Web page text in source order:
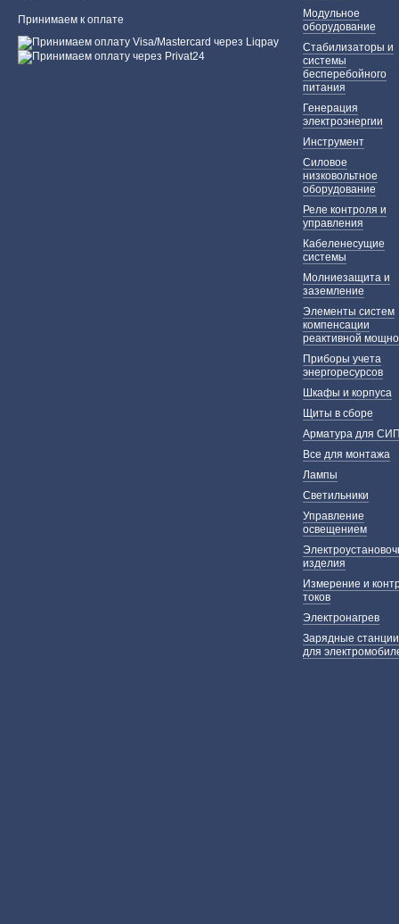
Принимаем к оплате
Модульное
оборудование
Стабилизаторы и
системы
бесперебойного
питания
Генерация
электроэнергии
Инструмент
Силовое
низковольтное
оборудование
Реле контроля и
управления
Кабеленесущие
системы
Молниезащита и
заземление
Элементы систем
компенсации
реактивной
Приборы учета
энергоресурсов
Шкафы и корпуса
Щиты в сборе
Арматура для
Все для монтажа
Лампы
Светильники
Управление
освещением
изделия
Измерение и
токов
Электронагрев
Зарядные станции
для